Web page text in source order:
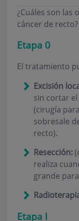
¿Cuáles son las
cáncer de recto?
Etapa 0
El tratamiento
Excisión
sin cortar
(cirugía
sobresale
recto).
Resección:
realiza
grande
Etapa I